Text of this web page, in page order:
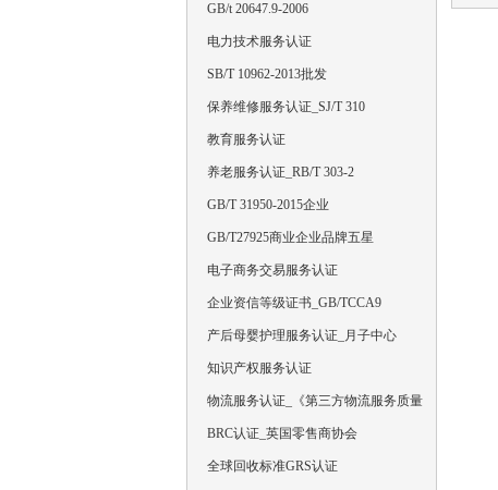
GB/t 20647.9-2006
电力技术服务认证
SB/T 10962-2013批发
保养维修服务认证_SJ/T 310
教育服务认证
养老服务认证_RB/T 303-2
GB/T 31950-2015企业
GB/T27925商业企业品牌五星
电子商务交易服务认证
企业资信等级证书_GB/TCCA9
产后母婴护理服务认证_月子中心
知识产权服务认证
物流服务认证_《第三方物流服务质量
BRC认证_英国零售商协会
全球回收标准GRS认证